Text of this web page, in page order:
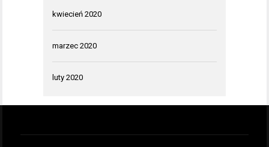
kwiecień 2020
marzec 2020
luty 2020